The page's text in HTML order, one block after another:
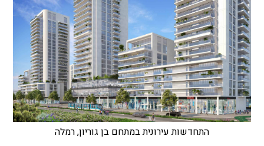
התחדשות עירונית במתחם בן גוריון, רמלה